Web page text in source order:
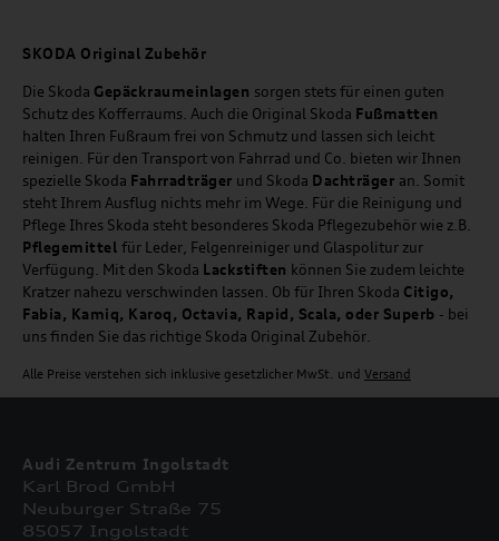
SKODA Original Zubehör
Die Skoda Gepäckraumeinlagen sorgen stets für einen guten
Schutz des Kofferraums. Auch die Original Skoda Fußmatten
halten Ihren Fußraum frei von Schmutz und lassen sich leicht
reinigen. Für den Transport von Fahrrad und Co. bieten wir Ihnen
spezielle Skoda Fahrradträger und Skoda Dachträger an. Somit
steht Ihrem Ausflug nichts mehr im Wege. Für die Reinigung und
Pflege Ihres Skoda steht besonderes Skoda Pflegezubehör wie z.B.
Pflegemittel für Leder, Felgenreiniger und Glaspolitur zur
Verfügung. Mit den Skoda Lackstiften können Sie zudem leichte
Kratzer nahezu verschwinden lassen. Ob für Ihren Skoda Citigo,
Fabia, Kamiq, Karoq, Octavia, Rapid, Scala, oder Superb - bei
uns finden Sie das richtige Skoda Original Zubehör.
Alle Preise verstehen sich inklusive gesetzlicher MwSt. und Versand
Audi Zentrum Ingolstadt
Karl Brod GmbH
Neuburger Straße 75
85057 Ingolstadt